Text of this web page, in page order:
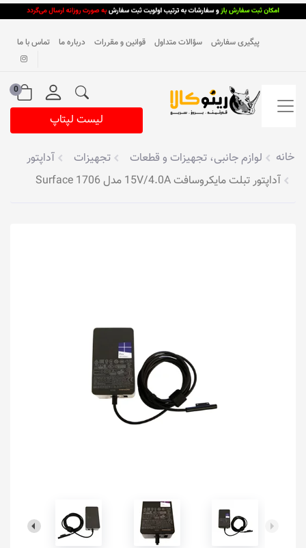
پیگیری سفارش سؤالات متداول قوانین و مقررات درباره ما تماس با ما
0
لیست لپتاپ
خانه لوازم جانبی، تجهیزات و قطعات تجهیزات
آداپتور
آداپتور تبلت مایکروسافت 15V/4.0A مدل Surface 1706